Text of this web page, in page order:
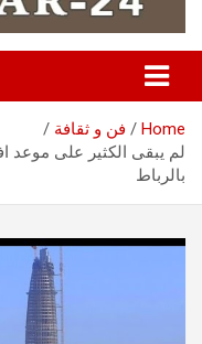
Home
فن و ثقافة
لم يبقى الكثير على موعد
بالرباط